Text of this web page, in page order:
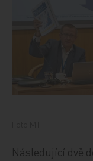
Následující dvě